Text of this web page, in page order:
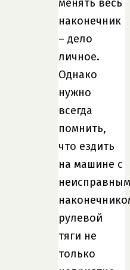
менять весь
наконечник
– дело
личное.
Однако
нужно
всегда
помнить,
что ездить
на машине с
неисправным
рулевой
тяги не
только